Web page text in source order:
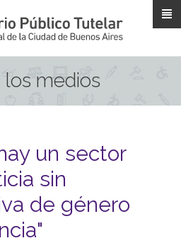
los medios
un sector
sin
de género